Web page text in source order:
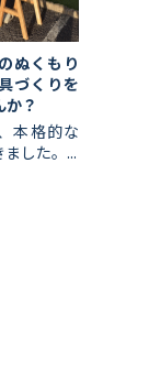
ぬくもり
づくりを
か？
本格的な
した。...